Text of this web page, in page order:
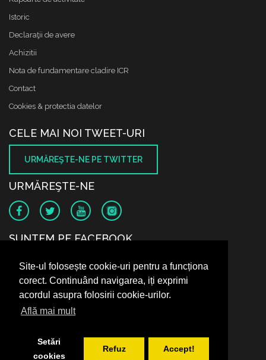
Site-ul folosește cookie-uri pentru a funcționa
corect. Continuând navigarea, iți exprimi
acordul asupra folosirii cookie-urilor.
Află mai mult
Setări
cookies
Refuz Accept!
Istoric
Declaraţii de avere
Achizitii
Nota de fundamentare cladire ICR
Contact
Cookies & protectia datelor
CELE MAI NOI TWEET-URI
URMĂREŞTE-NE PE TWITTER
URMĂREŞTE-NE
SUNTEM PE FACEBOOK